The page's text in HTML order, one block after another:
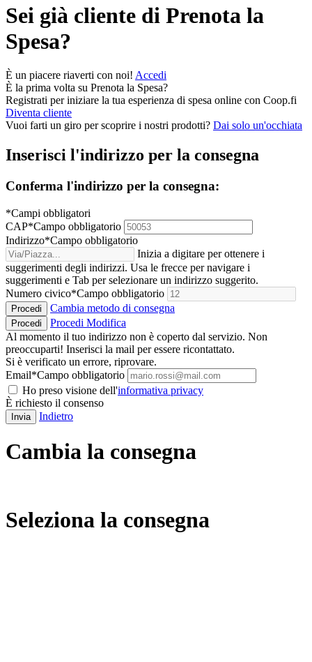
Sei già cliente di Prenota la
Spesa?
È un piacere riaverti con noi! Accedi
È la prima volta su Prenota la Spesa?
Registrati per iniziare la tua esperienza di spesa online con Coop.fi
Diventa cliente
Vuoi farti un giro per scoprire i nostri prodotti? Dai solo un'occhiata
Inserisci l'indirizzo per la consegna
Conferma l'indirizzo per la consegna:
*Campi obbligatori
CAP*Campo obbligatorio
Indirizzo*Campo obbligatorio
Inizia a digitare per ottenere i
suggerimenti degli indirizzi. Usa le frecce per navigare i
suggerimenti e Tab per selezionare un indirizzo suggerito.
Numero civico*Campo obbligatorio
Procedi Cambia metodo di consegna
Procedi Procedi Modifica
Al momento il tuo indirizzo non è coperto dal servizio. Non
preoccuparti! Inserisci la mail per essere ricontattato.
Si è verificato un errore, riprovare.
Email*Campo obbligatorio
Ho preso visione dell'informativa privacy
È richiesto il consenso
Invia Indietro
Cambia la consegna
Seleziona la consegna